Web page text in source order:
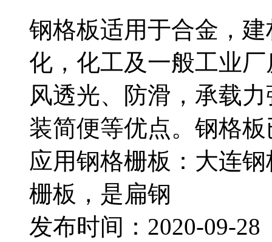
钢格板适用于合金，
化，化工及一般工业
风透光、防滑，承载
装简便等优点。钢格
应用钢格栅板：大连
栅板，是扁钢
发布时间：2020-09-